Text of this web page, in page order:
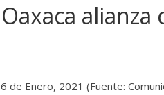
alianza
de Enero, 2021 (Fuente: